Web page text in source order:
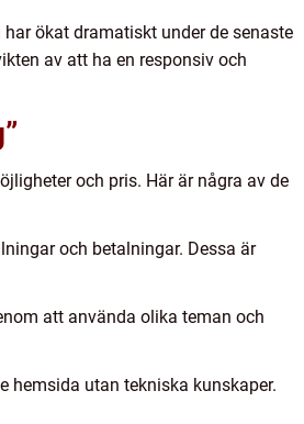
ökat dramatiskt under de senaste
av att ha en responsiv och
och pris. Här är några av de
och betalningar. Dessa är
att använda olika teman och
hemsida utan tekniska kunskaper.